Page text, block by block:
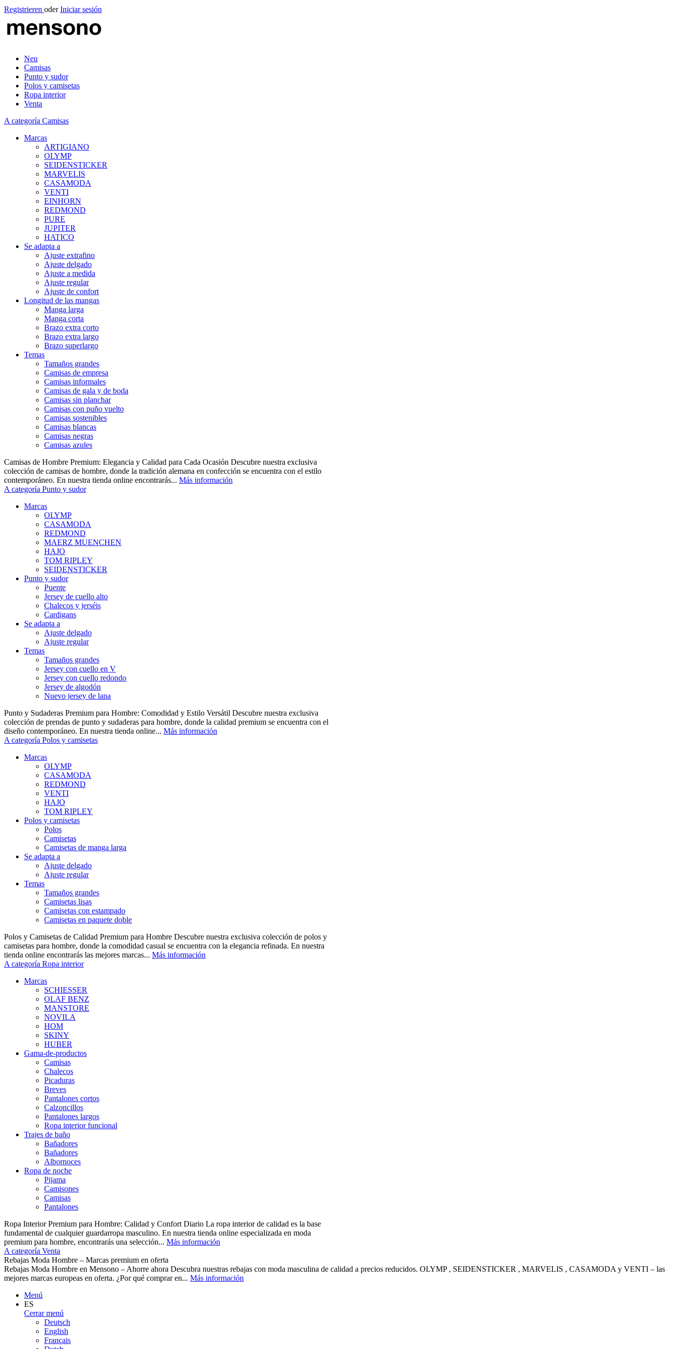
Registrieren oder Iniciar sesión
Neu
Camisas
Punto y sudor
Polos y camisetas
Ropa interior
Venta
A categoría Camisas
Marcas
ARTIGIANO
OLYMP
SEIDENSTICKER
MARVELIS
CASAMODA
VENTI
EINHORN
REDMOND
PURE
JUPITER
HATICO
Se adapta a
Ajuste extrafino
Ajuste delgado
Ajuste a medida
Ajuste regular
Ajuste de confort
Longitud de las mangas
Manga larga
Manga corta
Brazo extra corto
Brazo extra largo
Brazo superlargo
Temas
Tamaños grandes
Camisas de empresa
Camisas informales
Camisas de gala y de boda
Camisas sin planchar
Camisas con puño vuelto
Camisas sostenibles
Camisas blancas
Camisas negras
Camisas azules
Camisas de Hombre Premium: Elegancia y Calidad para Cada Ocasión Descubre nuestra exclusiva
colección de camisas de hombre, donde la tradición alemana en confección se encuentra con el estilo
contemporáneo. En nuestra tienda online encontrarás... Más información
A categoría Punto y sudor
Marcas
OLYMP
CASAMODA
REDMOND
MAERZ MUENCHEN
HAJO
TOM RIPLEY
SEIDENSTICKER
Punto y sudor
Puente
Jersey de cuello alto
Chalecos y jerséis
Cardigans
Se adapta a
Ajuste delgado
Ajuste regular
Temas
Tamaños grandes
Jersey con cuello en V
Jersey con cuello redondo
Jersey de algodón
Nuevo jersey de lana
Punto y Sudaderas Premium para Hombre: Comodidad y Estilo Versátil Descubre nuestra exclusiva
colección de prendas de punto y sudaderas para hombre, donde la calidad premium se encuentra con el
diseño contemporáneo. En nuestra tienda online... Más información
A categoría Polos y camisetas
Marcas
OLYMP
CASAMODA
REDMOND
VENTI
HAJO
TOM RIPLEY
Polos y camisetas
Polos
Camisetas
Camisetas de manga larga
Se adapta a
Ajuste delgado
Ajuste regular
Temas
Tamaños grandes
Camisetas lisas
Camisetas con estampado
Camisetas en paquete doble
Polos y Camisetas de Calidad Premium para Hombre Descubre nuestra exclusiva colección de polos y
camisetas para hombre, donde la comodidad casual se encuentra con la elegancia refinada. En nuestra
tienda online encontrarás las mejores marcas... Más información
A categoría Ropa interior
Marcas
SCHIESSER
OLAF BENZ
MANSTORE
NOVILA
HOM
SKINY
HUBER
Gama-de-productos
Camisas
Chalecos
Picaduras
Breves
Pantalones cortos
Calzoncillos
Pantalones largos
Ropa interior funcional
Trajes de baño
Bañadores
Bañadores
Albornoces
Ropa de noche
Pijama
Camisones
Camisas
Pantalones
Ropa Interior Premium para Hombre: Calidad y Confort Diario La ropa interior de calidad es la base
fundamental de cualquier guardarropa masculino. En nuestra tienda online especializada en moda
premium para hombre, encontrarás una selección... Más información
A categoría Venta
Rebajas Moda Hombre – Marcas premium en oferta
Rebajas Moda Hombre en Mensono – Ahorre ahora Descubra nuestras rebajas con moda masculina de calidad a precios reducidos. OLYMP , SEIDENSTICKER , MARVELIS , CASAMODA y VENTI – las
mejores marcas europeas en oferta. ¿Por qué comprar en... Más información
Menú
ES
Cerrar menú
Deutsch
English
Français